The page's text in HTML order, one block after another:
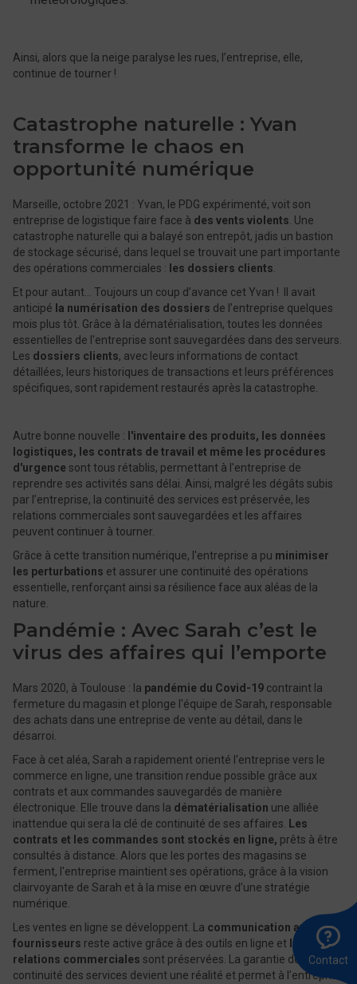
Contact
Ainsi, alors que la neige paralyse les rues, l’entreprise, elle,
continue de tourner !
Catastrophe naturelle : Yvan
transforme le chaos en
opportunité numérique
Marseille, octobre 2021 : Yvan, le PDG expérimenté, voit son
entreprise de logistique faire face à des vents violents . Une
catastrophe naturelle qui a balayé son entrepôt, jadis un bastion
de stockage sécurisé, dans lequel se trouvait une part importante
des opérations commerciales : les dossiers clients
Et pour autant… Toujours un coup d’avance cet Yvan ! Il avait
anticipé la numérisation des dossiers de l’entreprise quelques
mois plus tôt. Grâce à la dématérialisation, toutes les données
essentielles de l'entreprise sont sauvegardées dans des serveurs.
Les dossiers clients, avec leurs informations de contact
détaillées, leurs historiques de transactions et leurs préférences
spécifiques, sont rapidement restaurés après la catastrophe.
Autre bonne nouvelle : l'inventaire des produits, les données
logistiques, les contrats de travail et même les procédures
d'urgencesont tous rétablis, permettant à l'entreprise de
reprendre ses activités sans délai. Ainsi, malgré les dégâts subis
par l’entreprise, la continuité des services est préservée, les
relations commerciales sont sauvegardées et les affaires
peuvent continuer à tourner.
Grâce à cette transition numérique, l'entreprise a pu minimiser
les perturbations et assurer une continuité des opérations
essentielle, renforçant ainsi sa résilience face aux aléas de la
nature.
Pandémie : Avec Sarah c’est le
virus des affaires qui l’emporte
Mars 2020, à Toulouse : la pandémie du Covid-19 contraint la
fermeture du magasin et plonge l'équipe de Sarah, responsable
des achats dans une entreprise de vente au détail, dans le
désarroi.
Face à cet aléa, Sarah a rapidement orienté l'entreprise vers le
commerce en ligne, une transition rendue possible grâce aux
contrats et aux commandes sauvegardés de manière
électronique. Elle trouve dans la dématérialisation une alliée
inattendue qui sera la clé de continuité de ses affaires.
Les
contrats et les commandes sont stockés en ligne, prêts à être
consultés à distance. Alors que les portes des magasins se
ferment, l'entreprise maintient ses opérations, grâce à la vision
clairvoyante de Sarah et à la mise en œuvre d’une stratégie
numérique.
Les ventes en ligne se développent. La communication avec les
fournisseurs reste active grâce à des outils en ligne et les
relations commerciales sont préservées. La garantie de
continuité des services devient une réalité et permet à l’entreprise